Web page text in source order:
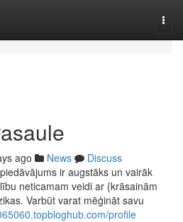
ago News
Discuss
ir augstāks un vairāk
neticamam veidi ar {krāsainām
Varbūt varat mēģināt savu
profile